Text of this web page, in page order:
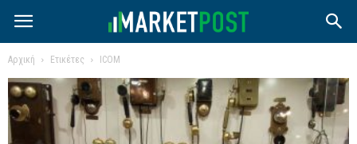
Αρχική Ετικέτες ICOM